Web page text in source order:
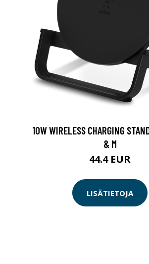
10W WIRELESS CHARGING
& M
44.4 EUR
LISÄTIETOJA